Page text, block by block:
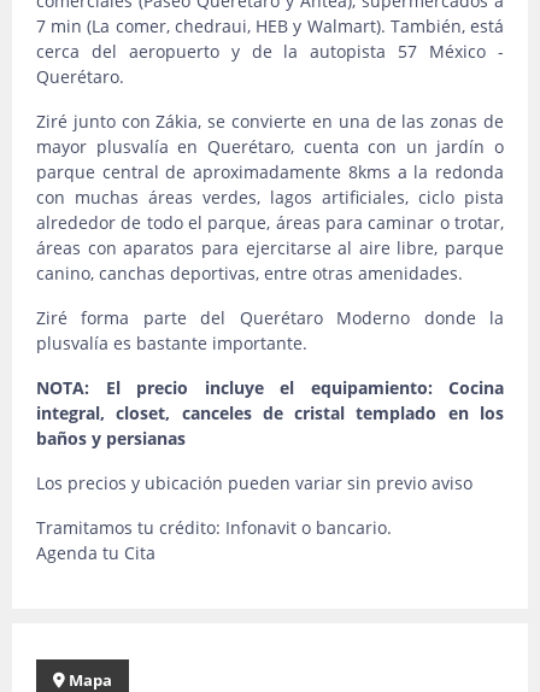
7 min (La comer, chedraui, HEB y Walmart). También, está
cerca del aeropuerto y de la autopista 57 México -
Querétaro.
Ziré junto con Zákia, se convierte en una de las zonas de
mayor plusvalía en Querétaro, cuenta con un jardín o
parque central de aproximadamente 8kms a la redonda
con muchas áreas verdes, lagos artificiales, ciclo pista
alrededor de todo el parque, áreas para caminar o trotar,
áreas con aparatos para ejercitarse al aire libre, parque
canino, canchas deportivas, entre otras amenidades.
Ziré forma parte del Querétaro Moderno donde la
plusvalía es bastante importante.
NOTA: El precio incluye el equipamiento: Cocina
integral, closet, canceles de cristal templado en los
baños y persianas
Los precios y ubicación pueden variar sin previo aviso
Tramitamos tu crédito: Infonavit o bancario.
Agenda tu Cita
Mapa